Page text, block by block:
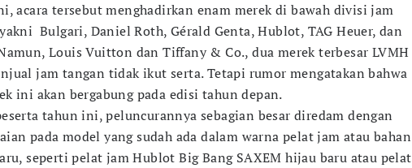
acara tersebut menghadirkan enam merek di bawah divisi jam
Bulgari, Daniel Roth, Gérald Genta, Hublot, TAG Heuer, dan
Louis Vuitton dan Tiffany & Co., dua merek terbesar LVMH
jam tangan tidak ikut serta. Tetapi rumor mengatakan bahwa
ini akan bergabung pada edisi tahun depan.
tahun ini, peluncurannya sebagian besar diredam dengan
pada model yang sudah ada dalam warna pelat jam atau bahan
seperti pelat jam Hublot Big Bang SAXEM hijau baru atau pelat